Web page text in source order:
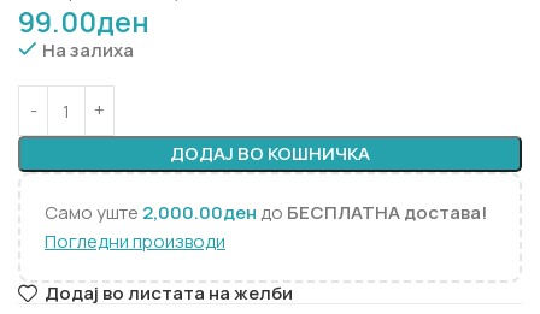
99.00ден
На залиха
ДОДАЈ ВО КОШНИЧКА
Само уште 2,000.00дендо БЕСПЛАТНА достава!
Погледни производи
Додај во листата на желби